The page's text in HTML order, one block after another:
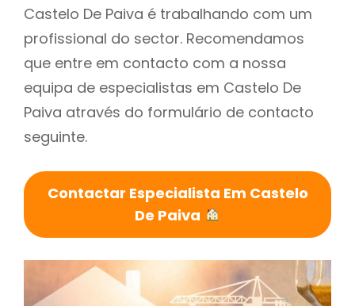
Castelo De Paiva é trabalhando com um
profissional do sector. Recomendamos
que entre em contacto com a nossa
equipa de especialistas em Castelo De
Paiva através do formulário de contacto
seguinte.
Contactar Especialista Em Castelo
De Paiva